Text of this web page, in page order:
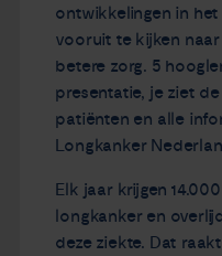
ontwikkelingen in
vooruit te kijken
betere zorg. 5
presentatie, je ziet
patiënten en alle
Longkanker
Elk jaar krijgen
longkanker en
deze ziekte. Dat